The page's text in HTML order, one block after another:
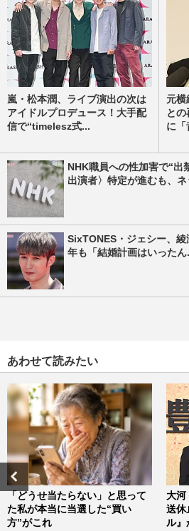
嵐・松本潤、ライブ演出の次は
アイドルプロデュース！大手配
信で“timelesz式...
元横
と
に「
NHK職員への性加害で“出
出演者〉特定が進むも、ネ
SixTONES・ジェシー、
年も「結婚計画はいったん
あわせて読みたい
「どうせ当たらない」と思って
た私が本当に当選した“買い
方”がこれ
大河
送休
ル』